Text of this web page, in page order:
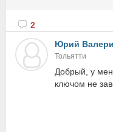
2
Юрий
Тольятти
Добрый, у
ключом не